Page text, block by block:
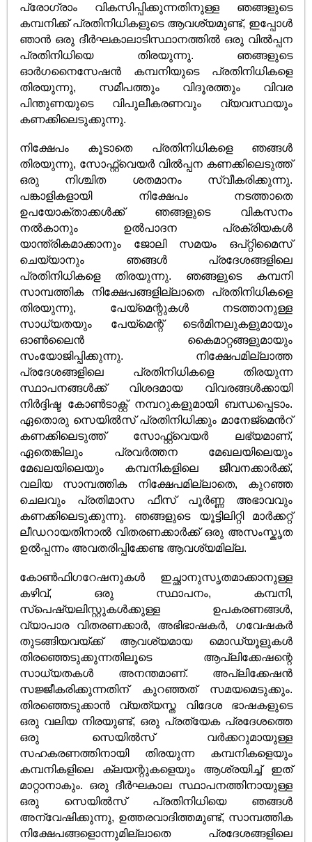
പ്രോഗ്രാം വികസിപ്പിക്കുന്നതിനുള്ള ഞങ്ങളുടെ
കമ്പനിക്ക് പ്രതിനിധികളുടെ ആവശ്യമുണ്ട്, ഇപ്പോൾ
ഞാൻ ഒരു ദീർഘകാലാടിസ്ഥാനത്തിൽ ഒരു വിൽപ്പന
പ്രതിനിധിയെ തിരയുന്നു. ഞങ്ങളുടെ
ഓർ‌ഗനൈസേഷൻ‌ കമ്പനിയുടെ പ്രതിനിധികളെ
തിരയുന്നു, സമീപത്തും വിദൂരത്തും വിവര
പിന്തുണയുടെ വിപുലീകരണവും വ്യവസ്ഥയും
കണക്കിലെടുക്കുന്നു.
നിക്ഷേപം കൂടാതെ പ്രതിനിധികളെ ഞങ്ങൾ
തിരയുന്നു, സോഫ്റ്റ്വെയർ വിൽപ്പന കണക്കിലെടുത്ത്
ഒരു നിശ്ചിത ശതമാനം സ്വീകരിക്കുന്നു.
പങ്കാളികളായി നിക്ഷേപം നടത്താതെ
ഉപയോക്താക്കൾക്ക് ഞങ്ങളുടെ വികസനം
നൽകാനും ഉൽപാദന പ്രക്രിയകൾ
യാന്ത്രികമാക്കാനും ജോലി സമയം ഒപ്റ്റിമൈസ്
ചെയ്യാനും ഞങ്ങൾ പ്രദേശങ്ങളിലെ
പ്രതിനിധികളെ തിരയുന്നു. ഞങ്ങളുടെ കമ്പനി
സാമ്പത്തിക നിക്ഷേപങ്ങളില്ലാതെ പ്രതിനിധികളെ
തിരയുന്നു, പേയ്‌മെന്റുകൾ നടത്താനുള്ള
സാധ്യതയും പേയ്‌മെന്റ് ടെർമിനലുകളുമായും
ഓൺലൈൻ കൈമാറ്റങ്ങളുമായും
സംയോജിപ്പിക്കുന്നു. നിക്ഷേപമില്ലാത്ത
പ്രദേശങ്ങളിലെ പ്രതിനിധികളെ തിരയുന്ന
സ്ഥാപനങ്ങൾക്ക് വിശദമായ വിവരങ്ങൾക്കായി
നിർദ്ദിഷ്ട കോൺടാക്റ്റ് നമ്പറുകളുമായി ബന്ധപ്പെടാം.
ഏതൊരു സെയിൽസ് പ്രതിനിധിക്കും മാനേജ്മെൻറ്
കണക്കിലെടുത്ത് സോഫ്റ്റ്വെയർ ലഭ്യമാണ്,
ഏതെങ്കിലും പ്രവർത്തന മേഖലയിലെയും
മേഖലയിലെയും കമ്പനികളിലെ ജീവനക്കാർക്ക്,
വലിയ സാമ്പത്തിക നിക്ഷേപമില്ലാതെ, കുറഞ്ഞ
ചെലവും പ്രതിമാസ ഫീസ് പൂർണ്ണ അഭാവവും
കണക്കിലെടുക്കുന്നു. ഞങ്ങളുടെ യൂട്ടിലിറ്റി മാർക്കറ്റ്
ലീഡറായതിനാൽ വിതരണക്കാർക്ക് ഒരു അസംസ്കൃത
ഉൽപ്പന്നം അവതരിപ്പിക്കേണ്ട ആവശ്യമില്ല.
കോൺഫിഗറേഷനുകൾ ഇച്ഛാനുസൃതമാക്കാനുള്ള
കഴിവ്, ഒരു സ്ഥാപനം, കമ്പനി,
സ്പെഷ്യലിസ്റ്റുകൾക്കുള്ള ഉപകരണങ്ങൾ,
വ്യാപാര വിതരണക്കാർ, അഭിഭാഷകർ, ഗവേഷകർ
തുടങ്ങിയവയ്ക്ക് ആവശ്യമായ മൊഡ്യൂളുകൾ
തിരഞ്ഞെടുക്കുന്നതിലൂടെ ആപ്ലിക്കേഷന്റെ
സാധ്യതകൾ അനന്തമാണ്. അപ്ലിക്കേഷൻ
സജ്ജീകരിക്കുന്നതിന് കുറഞ്ഞത് സമയമെടുക്കും.
തിരഞ്ഞെടുക്കാൻ വ്യത്യസ്ത വിദേശ ഭാഷകളുടെ
ഒരു വലിയ നിരയുണ്ട്, ഒരു പ്രത്യേക പ്രദേശത്തെ
ഒരു സെയിൽസ് വർക്കറുമായുള്ള
സഹകരണത്തിനായി തിരയുന്ന കമ്പനികളെയും
കമ്പനികളിലെ ക്ലയന്റുകളെയും ആശ്രയിച്ച് ഇത്
മാറ്റാനാകും. ഒരു ദീർഘകാല സ്ഥാപനത്തിനായുള്ള
ഒരു സെയിൽസ് പ്രതിനിധിയെ ഞങ്ങൾ
അന്വേഷിക്കുന്നു, ഉത്തരവാദിത്തമുണ്ട്, സാമ്പത്തിക
നിക്ഷേപങ്ങളൊന്നുമില്ലാതെ പ്രദേശങ്ങളിലെ